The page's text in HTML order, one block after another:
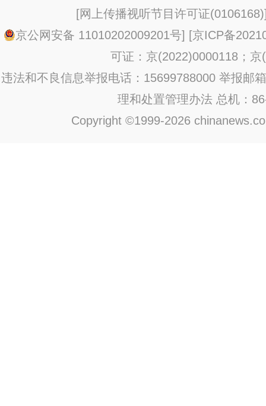
[网上传播视听节目许可证(0106168)
京公网安备 11010202009201号] [京ICP备
可证：京(2022)0000118；京
违法和不良信息举报电话：15699788000 举报邮
理和处置管理办法 总机：
Copyright ©1999-2026